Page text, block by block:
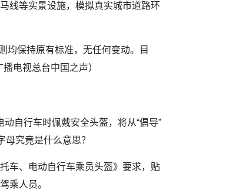
线等实景设施，模拟真实城市道路环
保持原有标准，无任何变动。目
电视总台中国之声）
自行车时佩戴安全头盔，将从“倡导”
母究竟是什么意思？
车、电动自行车乘员头盔》要求，贴
乘人员。